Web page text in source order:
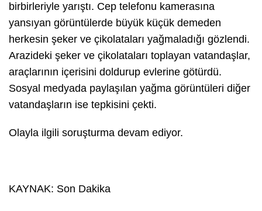
birbirleriyle yarıştı. Cep telefonu kamerasına
yansıyan görüntülerde büyük küçük demeden
herkesin şeker ve çikolataları yağmaladığı gözlendi.
Arazideki şeker ve çikolataları toplayan vatandaşlar,
araçlarının içerisini doldurup evlerine götürdü.
Sosyal medyada paylaşılan yağma görüntüleri diğer
vatandaşların ise tepkisini çekti.
Olayla ilgili soruşturma devam ediyor.
KAYNAK: Son Dakika